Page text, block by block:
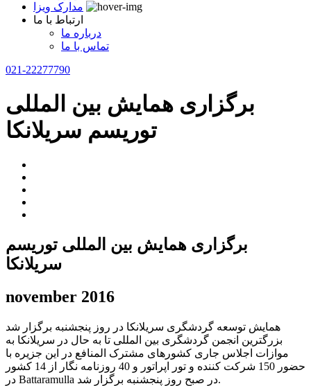
مدارک ویزا
ارتباط با ما
درباره ما
تماس با ما
021-22277790
برگزاری همایش بین المللی
توریسم سریلانکا
برگزاری همایش بین المللی توریسم
سریلانکا
november 2016
همایش توسعه گردشگری سریلانکا در روز پنجشنبه برگزار شد
بزرگترین انجمن گردشگری بین المللی تا به حال در سریلانکا به
موازات اجلاس جاری کشورهای مشترک المنافع در این جزیره با
حضور 150 شرکت کننده و تور اپراتور و 40 روزنامه نگار از 14 کشور
در Battaramulla در صبح روز پنجشنبه برگزار شد.